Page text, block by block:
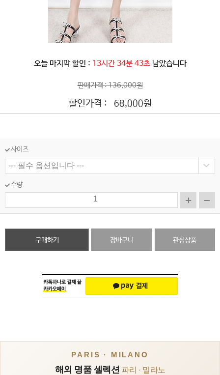
오늘 마지막 할인 : 13시간 34분 40초 남았습니다
판매가격 : 136,000원
할인가격 : 68,000원
사이즈
수량
구매하기 장바구니 관심상품
PARIS · MILANO
해외 명품 셀렉션 파리 · 밀라노